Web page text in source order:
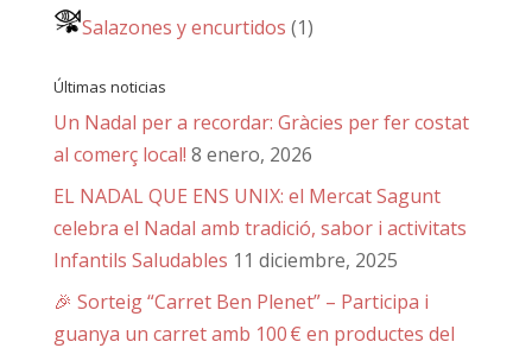
Salazones y encurtidos (1)
Últimas noticias
Un Nadal per a recordar: Gràcies per fer costat
al comerç local! 8 enero, 2026
EL NADAL QUE ENS UNIX: el Mercat Sagunt
celebra el Nadal amb tradició, sabor i activitats
Infantils Saludables 11 diciembre, 2025
🎉 Sorteig “Carret Ben Plenet” – Participa i
guanya un carret amb 100 € en productes del